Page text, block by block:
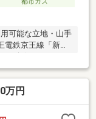
都市ガス
可能な立地・山手
電鉄京王線「新
％・前面道路は北
はありません・お
古家有、詳細は
より160％に制限
万円